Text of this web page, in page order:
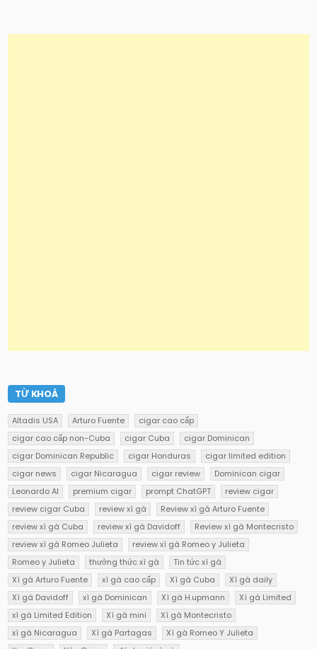
TỪ KHOÁ
Altadis USA Arturo Fuente
cigar cao cấp
cigar cao cấp non-Cuba
cigar Cuba
cigar Dominican
cigar Dominican Republic
cigar Honduras
cigar limited edition
cigar news
cigar Nicaragua cigar review
Dominican cigar
Leonardo AI
premium cigar prompt ChatGPT
review cigar
review cigar Cuba
review xì gà
Review xì gà Arturo Fuente
review xì gà Cuba
review xì gà Davidoff
Review xì gà Montecristo
review xì gà Romeo Julieta
review xì gà Romeo y Julieta
Romeo y Julieta
thưởng thức xì gà
Tin tức xì gà
Xì gà Arturo Fuente
xì gà cao cấp Xì gà Cuba
Xì gà daily
Xì gà Davidoff
xì gà Dominican Xì gà H.upmann
Xì gà Limited
xì gà Limited Edition
Xì gà mini
Xì gà Montecristo
xì gà Nicaragua
Xì gà Partagas
Xì gà Romeo Y Julieta